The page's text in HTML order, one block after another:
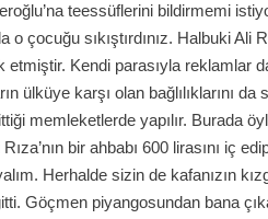
teessüflerini bildirmemi
o çocuğu sıkıştırdınız. Halbuki Ali
etmiştir. Kendi parasıyla reklamlar
ülküye karşı olan bağlılıklarını da
memleketlerde yapılır. Burada
bir ahbabı 600 lirasını iç
Herhalde sizin de kafanızın
Göçmen piyangosundan bana